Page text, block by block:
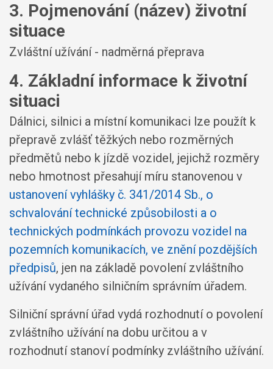
3. Pojmenování (název) životní
situace
Zvláštní užívání - nadměrná přeprava
4. Základní informace k životní
situaci
Dálnici, silnici a místní komunikaci lze použít k
přepravě zvlášť těžkých nebo rozměrných
předmětů nebo k jízdě vozidel, jejichž rozměry
nebo hmotnost přesahují míru stanovenou v
ustanovení vyhlášky č. 341/2014 Sb., o
schvalování technické způsobilosti a o
technických podmínkách provozu vozidel na
pozemních komunikacích, ve znění pozdějších
předpisů, jen na základě povolení zvláštního
užívání vydaného silničním správním úřadem.
Silniční správní úřad vydá rozhodnutí o povolení
zvláštního užívání na dobu určitou a v
rozhodnutí stanoví podmínky zvláštního užívání.